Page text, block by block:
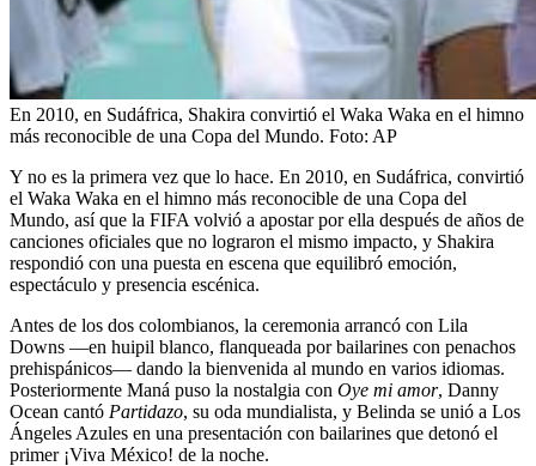
En 2010, en Sudáfrica, Shakira convirtió el Waka Waka en el himno
más reconocible de una Copa del Mundo. Foto: AP
Y no es la primera vez que lo hace. En 2010, en Sudáfrica, convirtió
el Waka Waka en el himno más reconocible de una Copa del
Mundo, así que la FIFA volvió a apostar por ella después de años de
canciones oficiales que no lograron el mismo impacto, y Shakira
respondió con una puesta en escena que equilibró emoción,
espectáculo y presencia escénica.
Antes de los dos colombianos, la ceremonia arrancó con Lila
Downs —en huipil blanco, flanqueada por bailarines con penachos
prehispánicos— dando la bienvenida al mundo en varios idiomas.
Posteriormente Maná puso la nostalgia con Oye mi amor, Danny
Ocean cantó Partidazo, su oda mundialista, y Belinda se unió a Los
Ángeles Azules en una presentación con bailarines que detonó el
primer ¡Viva México! de la noche.